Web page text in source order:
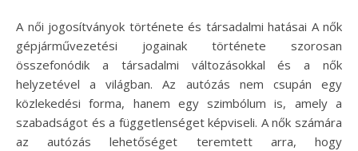
A női jogosítványok története és társadalmi hatásai A nők
gépjárművezetési jogainak története szorosan
összefonódik a társadalmi változásokkal és a nők
helyzetével a világban. Az autózás nem csupán egy
közlekedési forma, hanem egy szimbólum is, amely a
szabadságot és a függetlenséget képviseli. A nők számára
az autózás lehetőséget teremtett arra, hogy